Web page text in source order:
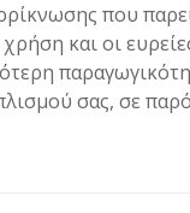
που
και οι
σας, σε